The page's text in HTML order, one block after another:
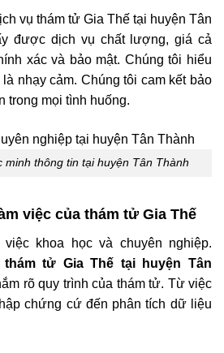
vụ thám tử Gia Thế tại huyện Tân
được dịch vụ chất lượng, giá cả
xác và bảo mật. Chúng tôi hiểu
nhạy cảm. Chúng tôi cam kết bảo
trong mọi tình huống.
minh thông tin tại huyện Tân Thành
việc của thám tử Gia Thế
khoa học và chuyên nghiệp.
thám tử Gia Thế tại huyện Tân
rõ quy trình của thám tử. Từ việc
chứng cứ đến phân tích dữ liệu